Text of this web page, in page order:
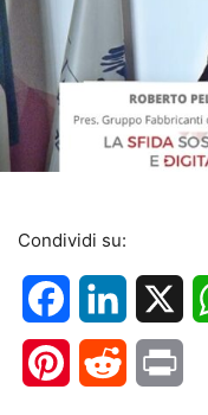
Condividi su:
FacebookLinkedIn
PinterestReddit